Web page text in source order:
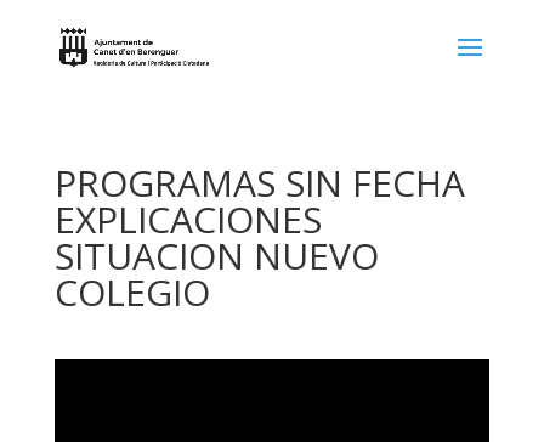
PROGRAMAS SIN FECHA
EXPLICACIONES
SITUACION NUEVO
COLEGIO